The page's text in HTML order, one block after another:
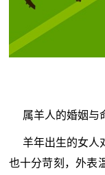
属羊人的婚姻与
羊年出生的女人
也十分苛刻，外表